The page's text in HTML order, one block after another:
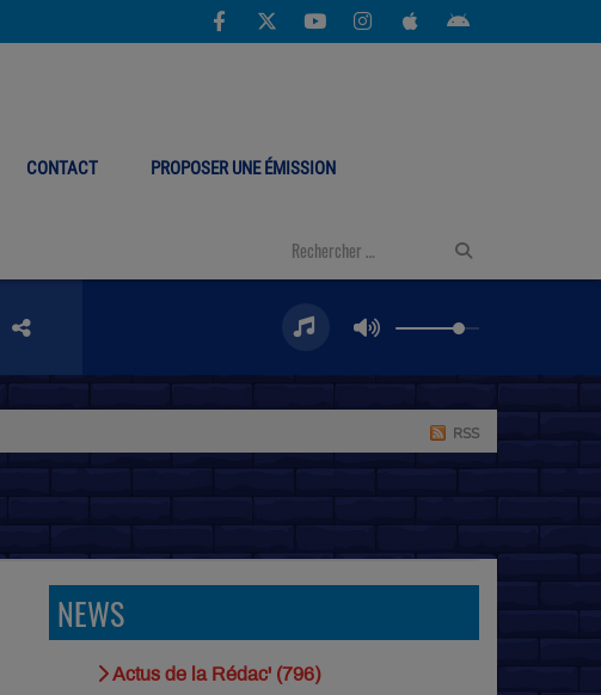
CONTACT PROPOSER UNE ÉMISSION
RSS
NEWS
Actus de la Rédac' (796)